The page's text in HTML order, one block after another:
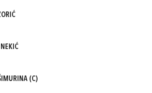
(C)